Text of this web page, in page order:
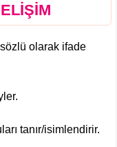
sözlü olarak ifade
tanır/isimlendirir.